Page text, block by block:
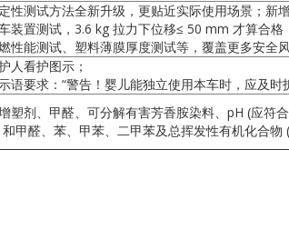
性测试方法全新升级，更贴近实际使用场景；新
装置测试，3.6 kg 拉力下位移≤ 50 mm 才算合格
性能测试、塑料薄膜厚度测试等，覆盖更多安全风
人看护图示；
语要求：“警告！婴儿能独立使用本车时，应及时
塑剂、甲醛、可分解有害芳香胺染料、pH (应
甲醛、苯、甲苯、二甲苯及总挥发性有机化合物